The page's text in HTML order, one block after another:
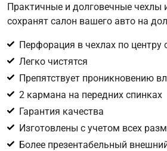
Имя
Телефон
Соглашение об обработке
Для подтверждения своего согласия
персональных данных в целях
Практичные и долговечные чехлы
сохранят салон вашего авто на
Перфорация в чехлах по центру
Легко чистятся
Препятствует проникновению
2 кармана на передних спинках
Гарантия качества
Изготовлены с учетом всех
Более презентабельный